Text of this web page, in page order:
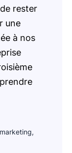
rester
une
à nos